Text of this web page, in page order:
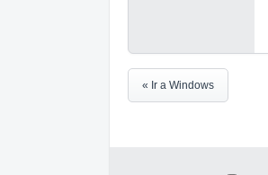
« Ir a Windows